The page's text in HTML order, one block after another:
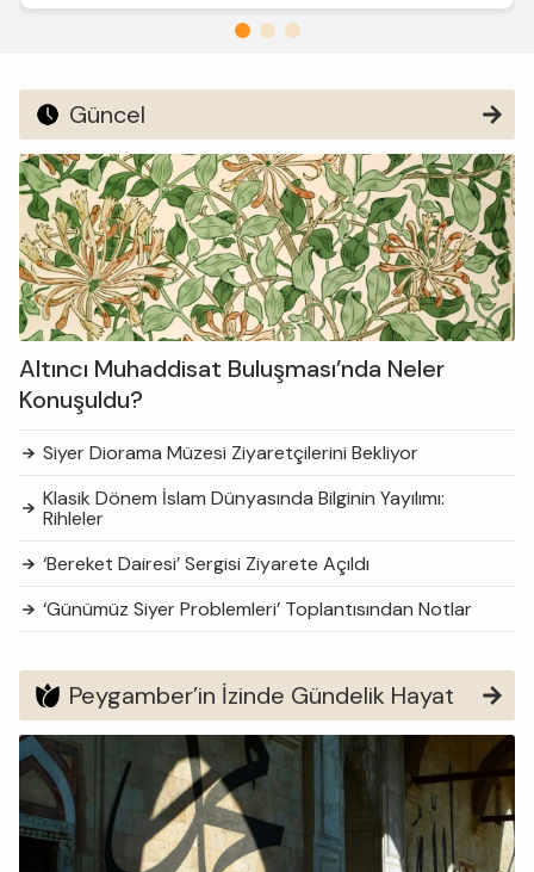
adının geçtiği kitabe öne çıkıyor. Yüzey
Güncel
Altıncı Muhaddisat Buluşması’nda Neler
Konuşuldu?
Siyer Diorama Müzesi Ziyaretçilerini Bekliyor
Klasik Dönem İslam Dünyasında Bilginin Yayılımı:
Rihleler
‘Bereket Dairesi’ Sergisi Ziyarete Açıldı
‘Günümüz Siyer Problemleri’ Toplantısından Notlar
Peygamber’in İzinde Gündelik Hayat